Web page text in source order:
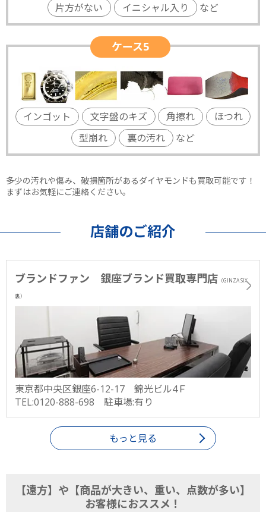
片方がない
イニシャル入り など
ケース5
インゴット 文字盤のキズ 角擦れ
ほつれ
型崩れ
裏の汚れ など
多少の汚れや傷み、破損箇所があるダイヤモンドも買取可能です！
まずはお気軽にご連絡ください。
店舗のご紹介
ブランドファン 銀座ブランド買取専門店 （GINZA SIX
裏）
東京都中央区銀座6-12-17 錦光ビル4Ｆ
TEL:0120-888-698 駐車場:有り
もっと見る
【遠方】や【商品が大きい、重い、点数が多い】
お客様におススメ！